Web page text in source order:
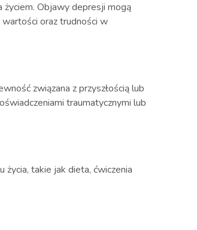
życiem. Objawy depresji mogą
oraz trudności w
związana z przyszłością lub
traumatycznymi lub
takie jak dieta, ćwiczenia